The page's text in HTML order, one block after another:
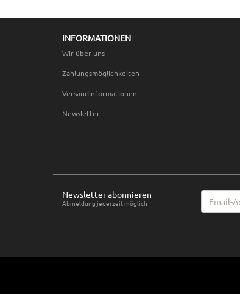
INFORMATIONEN
Wir über uns
Zahlungsmöglichkeiten
Versandinformationen
Newsletter
Newsletter abonnieren
Abmeldung jederzeit möglich
Email-
Adresse